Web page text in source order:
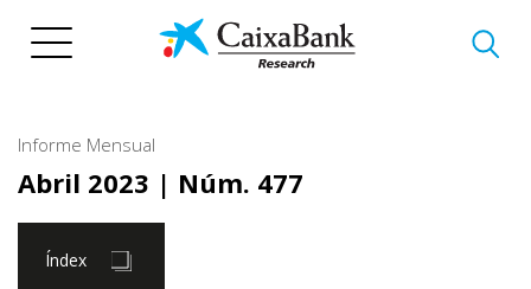
Informe Mensual
Abril 2023 | Núm. 477
Índex